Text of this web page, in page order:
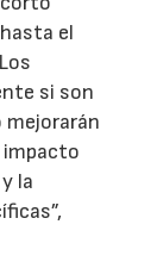
el
si son
mejorarán
impacto
la